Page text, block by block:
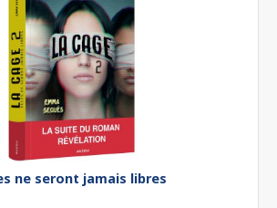
ne seront jamais libres